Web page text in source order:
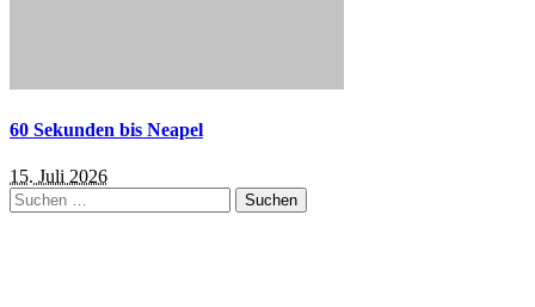
60 Sekunden bis Neapel
15. Juli 2026
Suchen
nach: